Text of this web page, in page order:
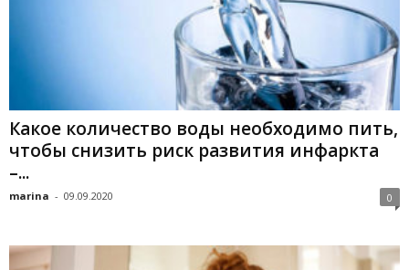
Какое количество воды необходимо пить,
чтобы снизить риск развития инфаркта
–...
marina - 09.09.2020 0